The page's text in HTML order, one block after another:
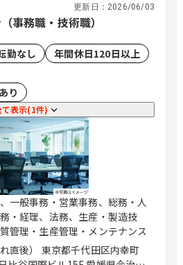
ドタワー10階） 千葉県船橋市本
Face13階 （ご予約制） 千葉県
おたかの森西1-2-3 （アゼリア
階） 東京都豊島区西池袋1-11-1
区西新宿3-6-11 （西新宿KSビ
東京都港区南青山2-26-1 （D－
南青山1階） 東京都立川市曙
（コアシティ立川1F） 神奈川
西区みなとみらい3-7-1
GATE MINATOMIRAI 13F）
横浜市西区みなとみらい4-4-5
イマークプレイス4階） 神奈川
市めぐみ町2番2号 （ViNA
OFFICE 14階） 神奈川県藤沢
台2-2-1 （アイクロス湘南9
潟県新潟市中央区上所中1-7-23
沢市鞍月4丁目125 山梨県甲府
更新日： 2026/06/03
事務職・技術職）
勤なし
年間休日120日以上
り
て表示(1件)
一般事務・営業事務、総務・人
・経理、法務、生産・製造技
管理・生産管理・メンテナンス
れ直後） 東京都千代田区内幸町